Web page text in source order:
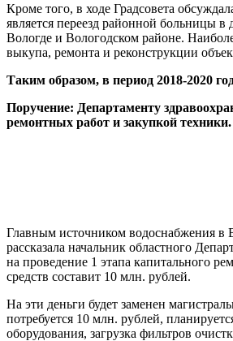
Кроме того, в ходе Градсовета
является переезд районной больницы
Вологде и Вологодском районе.
выкупа, ремонта и реконструкции
Таким образом, в период 2018-2020
Поручение: Департаменту
ремонтных работ и закупкой техники.
Главным источником водоснабжения в
рассказала начальник областного
на проведение 1 этапа капитального
средств составит 10 млн. рублей.
На эти деньги будет заменен
потребуется 10 млн. рублей,
оборудования, загрузка фильтров